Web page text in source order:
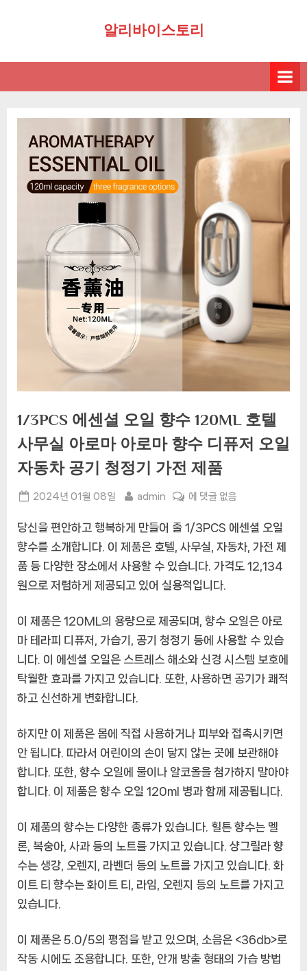
알리바이스토리
1/3PCS 에센셜 오일 향수 120ML 호텔
사무실 아로마 아로마 향수 디퓨저 오일
자동차 공기 청정기 가전 제품
Posted
2024년 01월 08일 By
admin
1/3PCS
센
셜
일
향
120ML
호
텔
무
로
마
로
마
수
디
퓨
오
동
차
에 댓글 없음
당신을 편안하고 행복하게 만들어 줄 1/3PCS 에센셜 오일
향수를 소개합니다. 이 제품은 호텔, 사무실, 자동차, 가전 제
품 등 다양한 장소에서 사용할 수 있습니다. 가격도 12,134
원으로 저렴하게 제공되고 있어 실용적입니다.
이 제품은 120ML의 용량으로 제공되며, 향수 오일은 아로
마 테라피 디퓨저, 가습기, 공기 청정기 등에 사용할 수 있습
니다. 이 에센셜 오일은 스트레스 해소와 신경 시스템 보호에
탁월한 효과를 가지고 있습니다. 또한, 사용하면 공기가 쾌적
하고 신선하게 변화합니다.
하지만 이 제품은 몸에 직접 사용하거나 피부와 접촉시키면
안 됩니다. 따라서 어린이의 손이 닿지 않는 곳에 보관해야
합니다. 또한, 향수 오일에 물이나 알코올을 첨가하지 말아야
합니다. 이 제품은 향수 오일 120ml 병과 함께 제공됩니다.
이 제품의 향수는 다양한 종류가 있습니다. 힐튼 향수는 멜
론, 복숭아, 사과 등의 노트를 가지고 있습니다. 샹그릴라 향
수는 생강, 오렌지, 라벤더 등의 노트를 가지고 있습니다. 화
이트 티 향수는 화이트 티, 라임, 오렌지 등의 노트를 가지고
있습니다.
이 제품은 5.0/5의 평점을 받고 있으며, 소음은 <36db>로
작동 시에도 조용합니다. 또한, 안개 방출 형태의 가습 방법